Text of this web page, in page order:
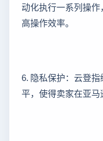
动化执行一系列操
高操作效率。
6. 隐私保护：云登
平，使得卖家在亚马